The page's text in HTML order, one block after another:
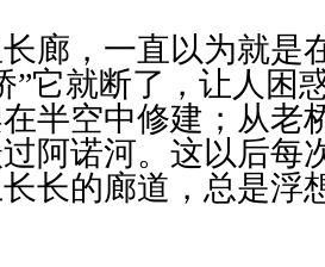
廊，一直以为就是
”它就断了，让人困
半空中修建；从老
阿诺河。这以后每
长的廊道，总是浮